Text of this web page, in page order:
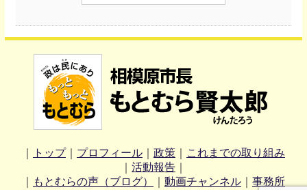
トップ｜ プロフィール｜ 政策｜
これまでの取り組み
活動報告｜
もとむらの声（ブログ） 動画チャンネル｜ 事務所